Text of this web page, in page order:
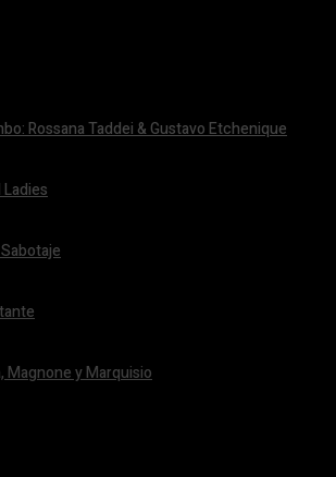
Rossana Taddei & Gustavo Etchenique
Magnone y Marquisio